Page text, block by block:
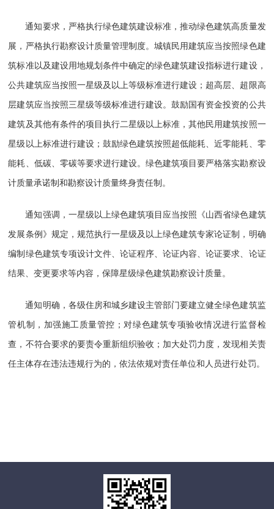
通知要求，严格执行绿色建筑建设标准，推动绿色建筑高质量发
展，严格执行勘察设计质量管理制度。城镇民用建筑应当按照绿色建
筑标准以及建设用地规划条件中确定的绿色建筑建设指标进行建设，
公共建筑应当按照一星级及以上等级标准进行建设；超高层、超限高
层建筑应当按照三星级等级标准进行建设。鼓励国有资金投资的公共
建筑及其他有条件的项目执行二星级以上标准，其他民用建筑按照一
星级以上标准进行建设；鼓励绿色建筑按照超低能耗、近零能耗、零
能耗、低碳、零碳等要求进行建设。绿色建筑项目要严格落实勘察设
计质量承诺制和勘察设计质量终身责任制。
通知强调，一星级以上绿色建筑项目应当按照《山西省绿色建筑
发展条例》规定，规范执行一星级及以上绿色建筑专家论证制，明确
编制绿色建筑专项设计文件、论证程序、论证内容、论证要求、论证
结果、变更要求等内容，保障星级绿色建筑勘察设计质量。
通知明确，各级住房和城乡建设主管部门要建立健全绿色建筑监
管机制，加强施工质量管控；对绿色建筑专项验收情况进行监督检
查，不符合要求的要责令重新组织验收；加大处罚力度，发现相关责
任主体存在违法违规行为的，依法依规对责任单位和人员进行处罚。